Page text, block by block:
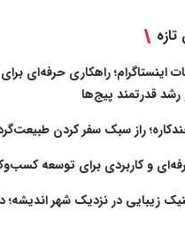
اینستاگرام؛ راهکاری حرفه‌ای برای
قدرتمند پیج‌ها
راز سبک سفر کردن
و کاربردی برای توسعه
زیبایی در نزدیک شهر اندیشه؛